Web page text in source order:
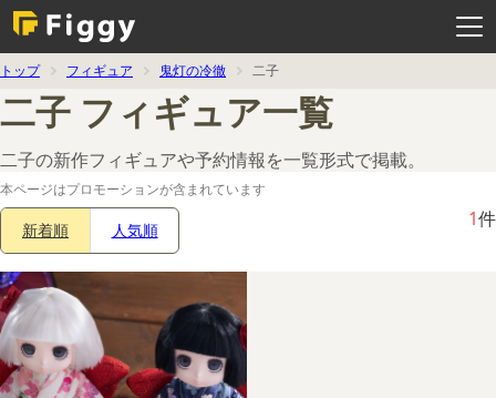
ー
トップ フィギュア 鬼灯の冷徹 二子
二子 フィギュア一覧
二子の新作フィギュアや予約情報を一覧形式で掲載。
本ページはプロモーションが含まれています
新着順 人気順 1件